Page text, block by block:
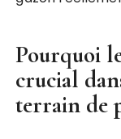
Pourquoi
crucial
terrain de